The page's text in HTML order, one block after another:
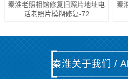
秦淮老照相馆修复旧照片地址电
话老照片模糊修复-72
秦
秦淮关于我们 /